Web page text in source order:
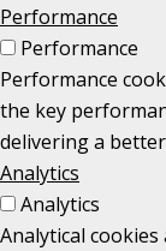
Performance
Performance
Performance
the key
delivering a
Analytics
Analytics
Analytical